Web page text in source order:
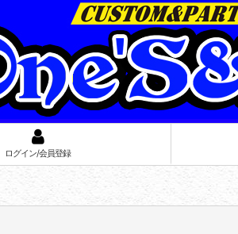
ログイン/会員登録